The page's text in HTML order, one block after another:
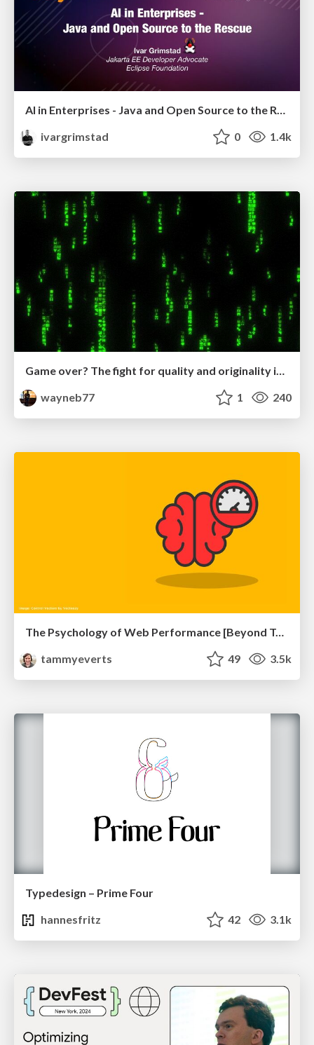
AI in Enterprises - Java and Open Source to the Rescue
ivargrimstad
0 1.4k
Game over? The fight for quality and originality in the time of robots
wayneb77
1 240
The Psychology of Web Performance [Beyond Tellerrand 2023]
tammyeverts
49 3.5k
Typedesign – Prime Four
hannesfritz
42 3.1k